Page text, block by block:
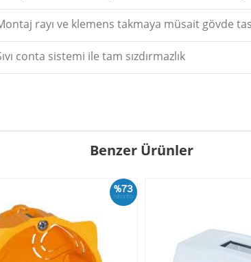
rayı ve klemens takmaya müsait gövde
conta sistemi ile tam sızdırmazlık
Benzer Ürünler
%73
İskonto